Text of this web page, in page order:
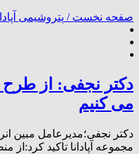
صفحه نخست / پتروشیمی
دکتر نجفی: از
می کنیم
دکتر نجفی؛مدیرعامل مبین
مجموعه آپادانا تاکید کرد:از